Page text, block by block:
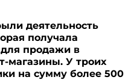
деятельность
получала
продажи в
магазины. У троих
на сумму более 500